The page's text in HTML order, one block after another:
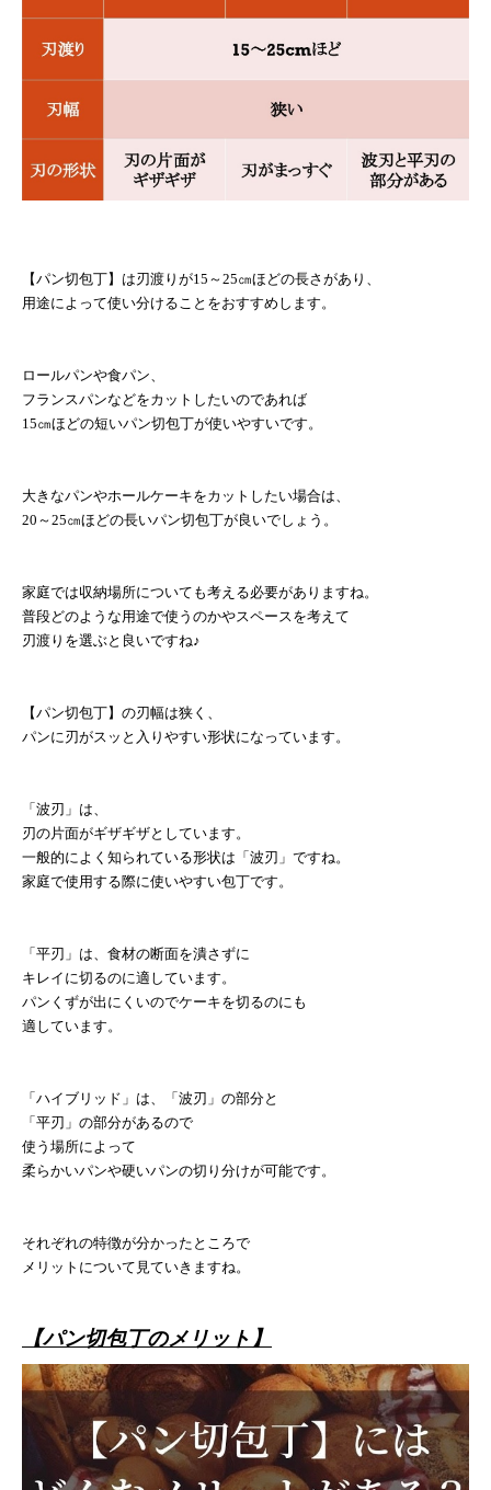
【パン切包丁】は刃渡りが15 ～25㎝ほどの長さがあり、
用途によって使い分けることをおすすめします。
ロールパンや食パン、
フランスパンなどをカットしたいのであれば
15㎝ほどの短いパン切包丁が使いやすいです。
大きなパンやホールケーキをカットしたい場合は、
20 ～25㎝ほどの長いパン切包丁が良いでしょう。
家庭では収納場所についても考える必要がありますね。
普段どのような用途で使うのかやスペースを考えて
刃渡りを選ぶと良いですね♪
【パン切包丁】の刃幅は狭く、
パンに刃がスッと入りやすい形状になっています。
「波刃」は、
刃の片面がギザギザとしています。
一般的によく知られている形状は「波刃」ですね。
家庭で使用する際に使いやすい包丁です。
「平刃」は、食材の断面を潰さずに
キレイに切るのに適しています。
パンくずが出にくいのでケーキを切るのにも
適しています。
「ハイブリッド」は、「波刃」の部分と
「平刃」の部分があるので
使う場所によって
柔らかいパンや硬いパンの切り分けが可能です。
それぞれの特徴が分かったところで
メリットについて見ていきますね。
【パン切包丁のメリット】